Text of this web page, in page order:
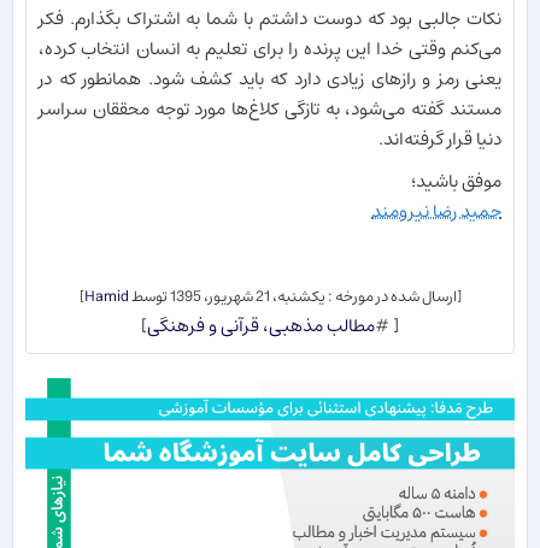
نکات جالبی بود که دوست داشتم با شما به اشتراک بگذارم. فکر
می‌کنم وقتی خدا این پرنده را برای تعلیم به انسان انتخاب کرده،
یعنی رمز و رازهای زیادی دارد که باید کشف شود. همانطور که در
مستند گفته می‌شود، به تازگی کلاغ‌ها مورد توجه محققان سراسر
دنیا قرار گرفته‌اند.
موفق باشید؛
حمید رضا نیرومند
[ارسال شده در مورخه : یکشنبه، 21 شهریور، 1395 توسط Hamid
]
[ #مطالب مذهبی، قرآنی و فرهنگی]